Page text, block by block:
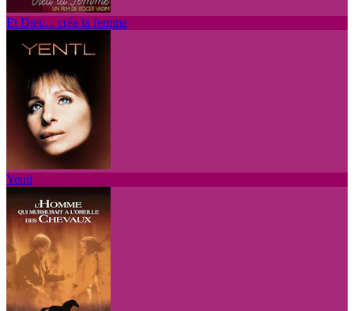
Et Dieu... créa la femme
Yentl